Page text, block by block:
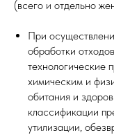
(всего и отдельно
При
обработки
технологические
химическим и
обитания и
классификации
утилизации,